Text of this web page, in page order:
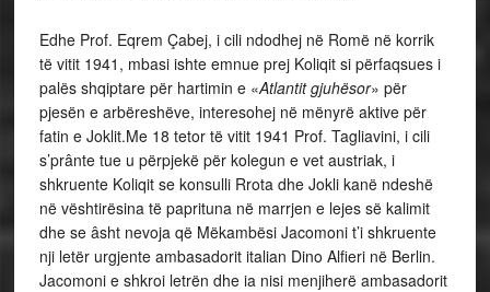
Edhe Prof. Eqrem Çabej, i cili ndodhej në Romë në korrik
të vitit 1941, mbasi ishte emnue prej Koliqit si përfaqsues i
palës shqiptare për hartimin e «Atlantit gjuhësor» për
pjesën e arbëreshëve, interesohej në mënyrë aktive për
fatin e Joklit.Me 18 tetor të vitit 1941 Prof. Tagliavini, i cili
s’prânte tue u përpjekë për kolegun e vet austriak, i
shkruente Koliqit se konsulli Rrota dhe Jokli kanë ndeshë
në vështirësina të paprituna në marrjen e lejes së kalimit
dhe se âsht nevoja që Mëkambësi Jacomoni t’i shkruente
nji letër urgjente ambasadorit italian Dino Alfieri në Berlin.
Jacomoni e shkroi letrën dhe ia nisi menjiherë ambasadorit